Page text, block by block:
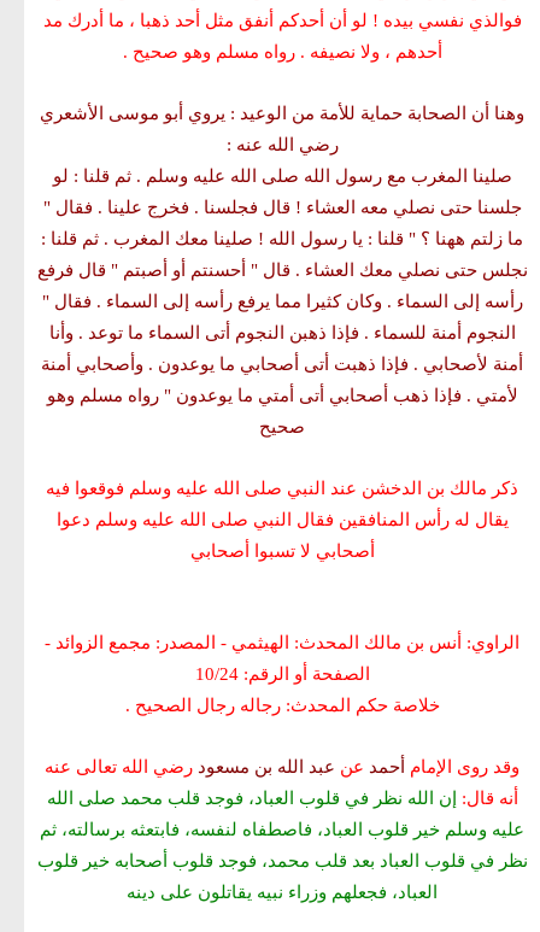
فوالذي نفسي بيده ! لو أن أحدكم أنفق مثل أحد ذهبا ، ما أدرك مد
أحدهم ، ولا نصيفه . رواه مسلم وهو صحيح .
وهنا أن الصحابة حماية للأمة من الوعيد : يروي أبو موسى الأشعري
رضي الله عنه :
صلينا المغرب مع رسول الله صلى الله عليه وسلم . ثم قلنا : لو
جلسنا حتى نصلي معه العشاء ! قال فجلسنا . فخرج علينا . فقال "
ما زلتم ههنا ؟ " قلنا : يا رسول الله ! صلينا معك المغرب . ثم قلنا :
نجلس حتى نصلي معك العشاء . قال " أحسنتم أو أصبتم " قال فرفع
رأسه إلى السماء . وكان كثيرا مما يرفع رأسه إلى السماء . فقال "
النجوم أمنة للسماء . فإذا ذهبن النجوم أتى السماء ما توعد . وأنا
أمنة لأصحابي . فإذا ذهبت أتى أصحابي ما يوعدون . وأصحابي أمنة
لأمتي . فإذا ذهب أصحابي أتى أمتي ما يوعدون " رواه مسلم وهو
صحيح
ذكر مالك بن الدخشن عند النبي صلى الله عليه وسلم فوقعوا فيه
يقال له رأس المنافقين فقال النبي صلى الله عليه وسلم دعوا
أصحابي لا تسبوا أصحابي
الراوي: أنس بن مالك المحدث: الهيثمي - المصدر: مجمع الزوائد -
الصفحة أو الرقم: 10/24
خلاصة حكم المحدث: رجاله رجال الصحيح‏‏ .
وقد روى الإمام أحمد عن عبد الله بن مسعود رضي الله تعالى عنه
أنه قال: إن الله نظر في قلوب العباد، فوجد قلب محمد صلى الله
عليه وسلم خير قلوب العباد، فاصطفاه لنفسه، فابتعثه برسالته، ثم
نظر في قلوب العباد بعد قلب محمد، فوجد قلوب أصحابه خير قلوب
العباد، فجعلهم وزراء نبيه يقاتلون على دينه